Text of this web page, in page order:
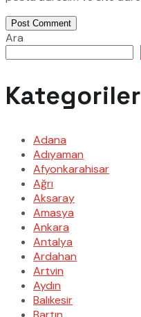
Post Comment
Ara
Kategoriler
Adana
Adıyaman
Afyonkarahisar
Ağrı
Aksaray
Amasya
Ankara
Antalya
Ardahan
Artvin
Aydın
Balıkesir